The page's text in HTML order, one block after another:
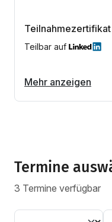
Teilnahmezertifikat
Teilbar auf
Mehr anzeigen
Termine
3 Termine verfügbar